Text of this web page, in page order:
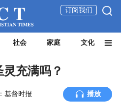
订阅我们
社会 家庭 文化
充满吗？
基督时报 播放